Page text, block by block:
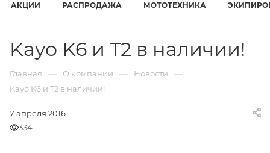
АКЦИИ РАСПРОДАЖА МОТОТЕХНИКА
Kayo K6 и T2 в наличии!
Главная — О компании — Новости —
Kayo K6 и T2 в наличии!
7 апреля 2016
334